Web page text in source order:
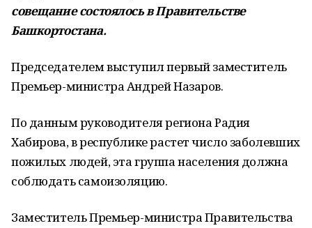
совещание состоялось в Правительстве
Башкортостана.
Председателем выступил первый заместитель
Премьер-министра Андрей Назаров.
По данным руководителя региона Радия
Хабирова, в республике растет число заболевших
пожилых людей, эта группа населения должна
соблюдать самоизоляцию.
Заместитель Премьер-министра Правительства